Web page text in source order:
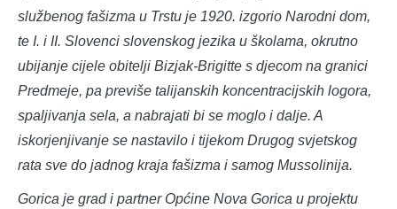
službenog fašizma u Trstu je 1920. izgorio Narodni dom,
te I. i II. Slovenci slovenskog jezika u školama, okrutno
ubijanje cijele obitelji Bizjak-Brigitte s djecom na granici
Predmeje, pa previše talijanskih koncentracijskih logora,
spaljivanja sela, a nabrajati bi se moglo i dalje. A
iskorjenjivanje se nastavilo i tijekom Drugog svjetskog
rata sve do jadnog kraja fašizma i samog Mussolinija.
Gorica je grad i partner Općine Nova Gorica u projektu